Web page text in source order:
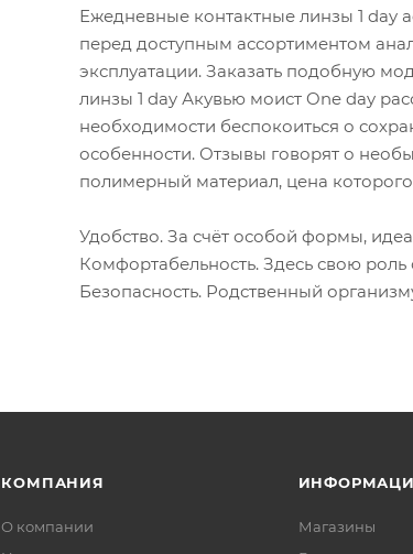
Ежедневные контактные линзы 1
перед доступным ассортиментом
эксплуатации. Заказать подобную
линзы 1 day Акувью моист One day
необходимости беспокоиться о
особенности. Отзывы говорят о
полимерный материал, цена
Удобство. За счёт особой формы,
Комфортабельность. Здесь свою
Безопасность. Родственный
КОМПАНИЯ
О компании
Магазины